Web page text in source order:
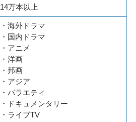
14万本以上
・海外ドラマ
・国内ドラマ
・アニメ
・洋画
・邦画
・アジア
・バラエティ
・ドキュメンタリー
・ライブTV